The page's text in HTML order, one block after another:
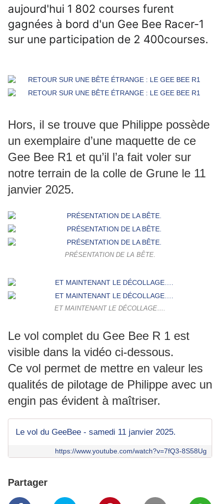
aujourd'hui 1 802 courses furent
gagnées à bord d'un Gee Bee Racer-1
sur une participation de 2 400courses.
Hors, il se trouve que Philippe possède
un exemplaire d’une maquette de ce
Gee Bee R1 et qu’il l’a fait voler sur
notre terrain de la colle de Grune le 11
janvier 2025.
PRÉSENTATION DE LA BÊTE.
ET MAINTENANT LE DÉCOLLAGE….
Le vol complet du Gee Bee R 1 est
visible dans la vidéo ci-dessous.
Ce vol permet de mettre en valeur les
qualités de pilotage de Philippe avec un
engin pas évident à maîtriser.
Le vol du GeeBee - samedi 11 janvier 2025.
https://www.youtube.com/watch?v=7fQ3-8S58Ug
Partager